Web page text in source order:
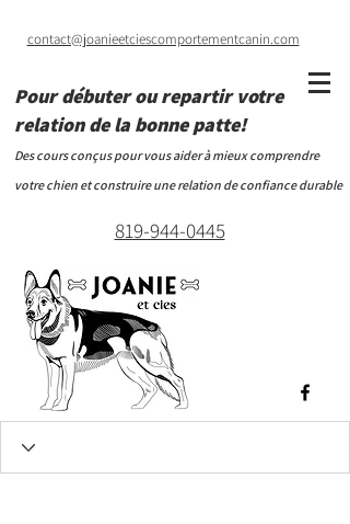
contact@joanieetciescomportementcanin.com
Pour débuter ou repartir votre
relation de la bonne patte!
Des cours conçus pour vous aider à mieux comprendre
votre chien et construire une relation de confiance durable
819-944-0445